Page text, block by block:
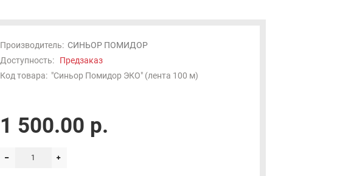
Производитель: СИНЬОР ПОМИДОР
Доступность: Предзаказ
Код товара: "Синьор Помидор ЭКО" (лента 100 м)
1 500.00 р.